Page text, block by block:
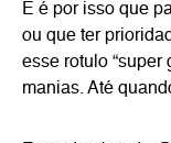
E é por isso que
ou que ter
esse rotulo “super
manias. Até